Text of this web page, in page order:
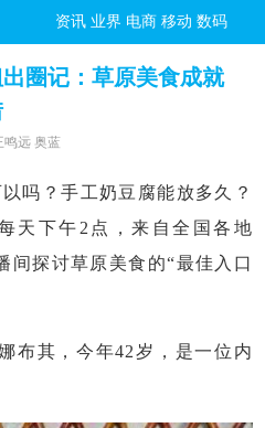
资讯 业界 电商 移动 数码
圈记：草原美食成就
鸣远 奥蓝
吗？手工奶豆腐能放多久？
天下午2点，来自全国各地
间探讨草原美食的“最佳入口
布其，今年42岁，是一位内